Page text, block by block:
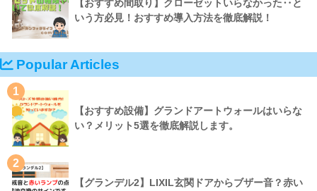
【おすすめ間取り】クローゼットいらなかった‥と
いう方必見！おすすめ導入方法を徹底解説！
Popular Articles
1
【おすすめ設備】グランドアートウォールはいらな
い？メリット5選を徹底解説します。
2
【グランデル2】LIXIL玄関ドアからブザー音？赤い